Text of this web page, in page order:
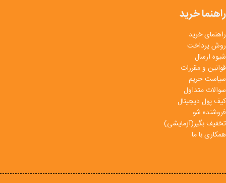
راهنما خرید
راهنمای خرید
روش پرداخت
شیوه ارسال
قوانین و مقررات
سیاست حریم
سوالات متداول
کیف پول دیجیتال
فروشنده شو
تخفیف بگیر(آزمایشی)
همکاری با ما